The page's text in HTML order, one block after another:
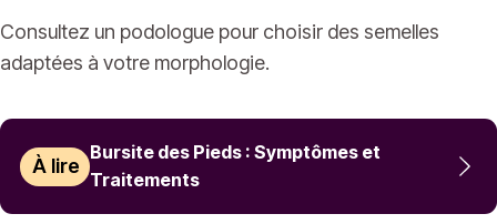
Consultez un podologue pour choisir des semelles
adaptées à votre morphologie.
À lire
Bursite des Pieds : Symptômes et
Traitements